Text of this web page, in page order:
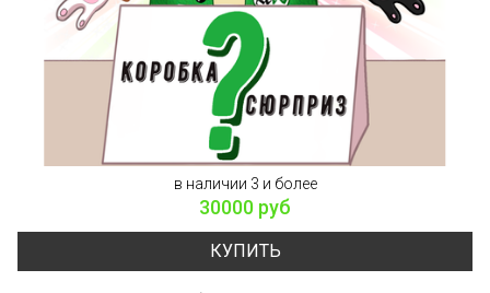
в наличии 3 и более
30000 руб
КУПИТЬ